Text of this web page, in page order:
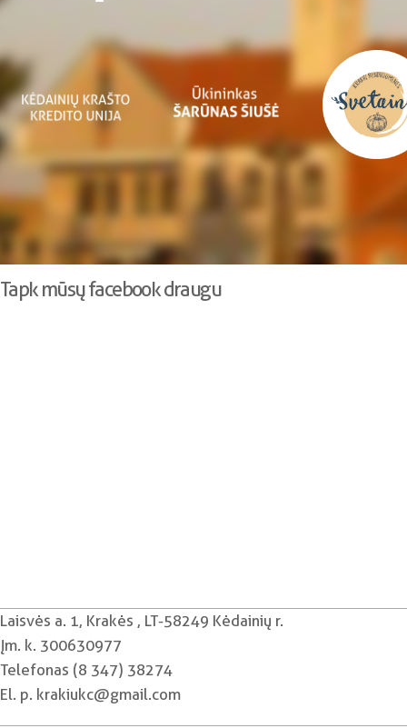
Tapk mūsų facebook draugu
Laisvės a. 1, Krakės , LT-58249 Kėdainių r.
Įm. k. 300630977
Telefonas (8 347) 38274
El. p. krakiukc@gmail.com